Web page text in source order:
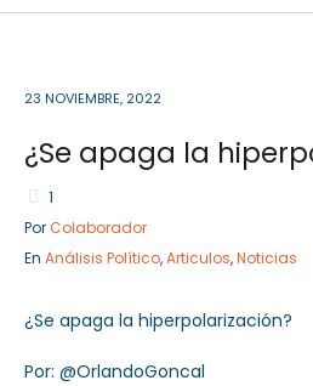
Servicios
23 NOVIEMBRE, 2022
¿Se apaga la
1
Por Colaborador
En Análisis Político,Articulos,Noticias
¿Se apaga la hiperpolarización?
Por: @OrlandoGoncal